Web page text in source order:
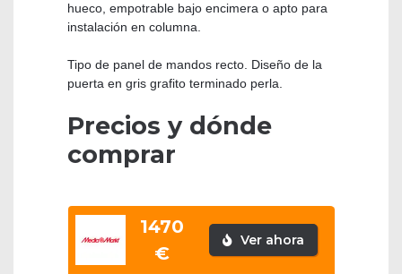
hueco, empotrable bajo encimera o apto para
instalación en columna.
Tipo de panel de mandos recto. Diseño de la
puerta en gris grafito terminado perla.
Precios y dónde
comprar
1470
€
Ver ahora